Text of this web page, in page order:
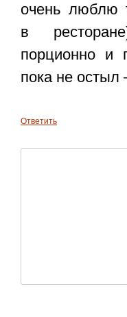
очень люблю
в
порционно и
пока не остыл
Ответить